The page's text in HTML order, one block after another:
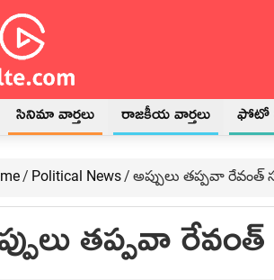
సినిమా వార్తలు రాజకీయ వార్తలు ఫోటో
/ Political News/ అప్పులు త‌ప్ప‌వా రేవంత్
త‌ప్ప‌వా